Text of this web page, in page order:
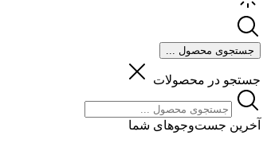
جستجوی محصول ...
جستجو در محصولات
آخرین جست‌وجوهای شما